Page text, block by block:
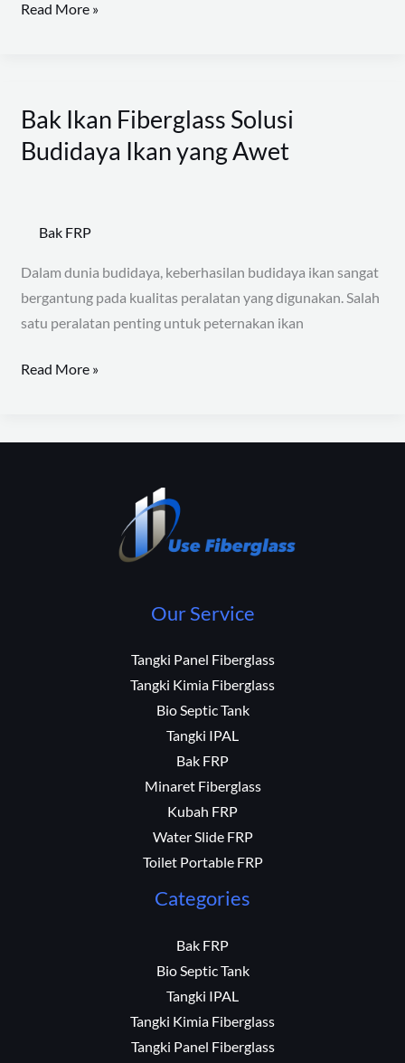
Read More »
Bak Ikan Fiberglass Solusi
Budidaya Ikan yang Awet
Bak FRP
Dalam dunia budidaya, keberhasilan budidaya ikan sangat
bergantung pada kualitas peralatan yang digunakan. Salah
satu peralatan penting untuk peternakan ikan
Bak
Ikan
Ikan
yang
Awet
Read More »
Our Service
Tangki Panel Fiberglass
Tangki Kimia Fiberglass
Bio Septic Tank
Tangki IPAL
Bak FRP
Minaret Fiberglass
Kubah FRP
Water Slide FRP
Toilet Portable FRP
Categories
Bak FRP
Bio Septic Tank
Tangki IPAL
Tangki Kimia Fiberglass
Tangki Panel Fiberglass